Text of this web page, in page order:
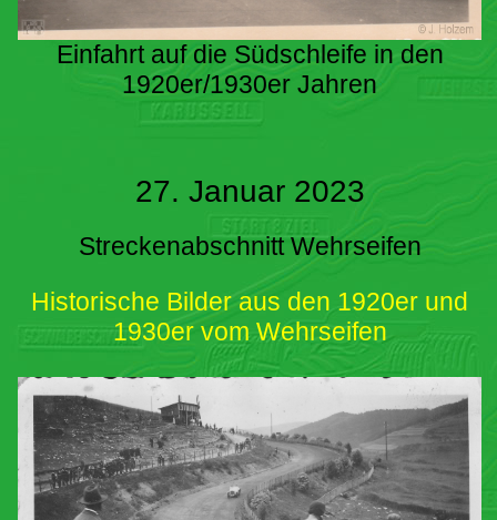
Einfahrt auf die Südschleife in den
1920er/1930er Jahren
27. Januar 2023
Streckenabschnitt Wehrseifen
Historische Bilder aus den 1920er und
1930er vom Wehrseifen